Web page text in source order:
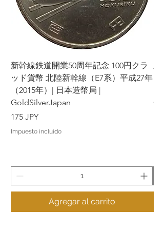
新幹線鉄道開業50周年記念 100円クラ
ッド貨幣 北陸新幹線（E7系）平成27年
（2015年）| 日本造幣局 |
GoldSilverJapan
Precio
175 JPY
Impuesto incluido
Agregar al carrito